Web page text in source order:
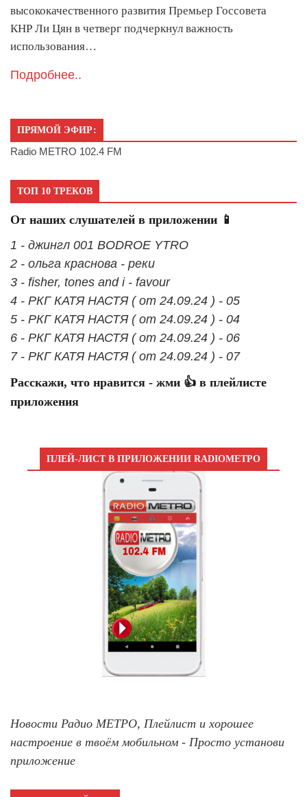
высококачественного развития Премьер Госсовета
КНР Ли Цян в четверг подчеркнул важность
использования…
Подробнее..
ПРЯМОЙ ЭФИР:
Radio METRO 102.4 FM
ТОП 10 ТРЕКОВ
От наших слушателей в приложении 📱
1 - джингл 001 BODROE YTRO
2 - ольга краснова - реки
3 - fisher, tones and i - favour
4 - РКГ КАТЯ НАСТЯ ( от 24.09.24 ) - 05
5 - РКГ КАТЯ НАСТЯ ( от 24.09.24 ) - 04
6 - РКГ КАТЯ НАСТЯ ( от 24.09.24 ) - 06
7 - РКГ КАТЯ НАСТЯ ( от 24.09.24 ) - 07
Расскажи, что нравится - жми 👍 в плейлисте
приложения
ПЛЕЙ-ЛИСТ В ПРИЛОЖЕНИИ RADIOМЕТРО
Новости Радио МЕТРО, Плейлист и хорошее
настроение в твоём мобильном - Просто установи
приложение